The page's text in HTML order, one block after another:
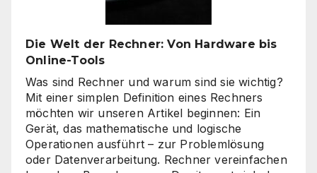
„billig“
Die Welt der Rechner: Von Hardware bis
Online-Tools
Was sind Rechner und warum sind sie wichtig?
Mit einer simplen Definition eines Rechners
möchten wir unseren Artikel beginnen: Ein
Gerät, das mathematische und logische
Operationen ausführt – zur Problemlösung
oder Datenverarbeitung. Rechner vereinfachen